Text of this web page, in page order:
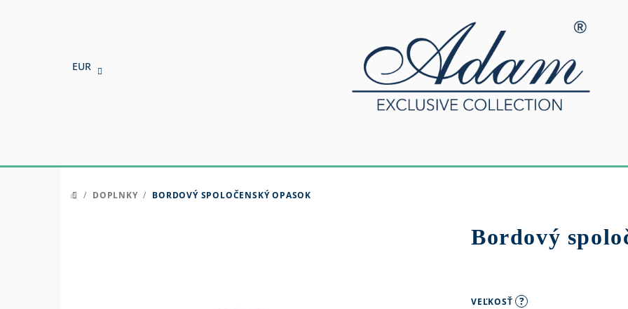
EUR
DOMOV
/ DOPLNKY / BORDOVÝ SPOLOČENSKÝ OPASOK
Bordový
VEĽKOSŤ ?